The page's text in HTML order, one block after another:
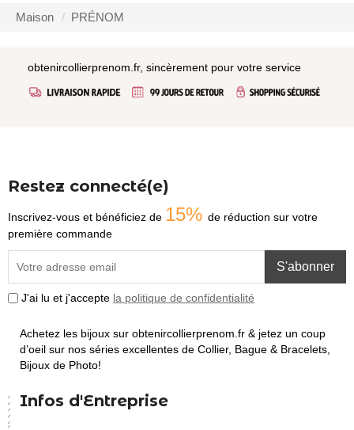
Maison PRÉNOM
obtenircollierprenom.fr, sincèrement pour votre service
Restez connecté(e)
Inscrivez-vous et bénéficiez de 15% de réduction sur votre
première commande
S'abonner
J'ai lu et j'accepte la politique de confidentialité
Achetez les bijoux sur obtenircollierprenom.fr & jetez un coup
d’oeil sur nos séries excellentes de Collier, Bague & Bracelets,
Bijoux de Photo!
Infos d'Entreprise